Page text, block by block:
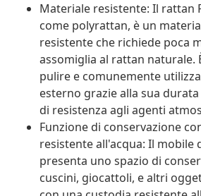
Materiale resistente: Il rattan
come polyrattan, è un
resistente che richiede poca
assomiglia al rattan naturale.
pulire e comunemente
esterno grazie alla sua
di resistenza agli agenti
Funzione di conservazione
resistente all'acqua: Il mobile
presenta uno spazio di
cuscini, giocattoli, e altri